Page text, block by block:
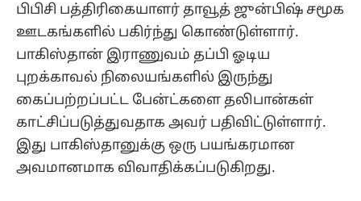
பிபிசி பத்திரிகையாளர் தாவூத் ஜுன்பிஷ் சமூக
ஊடகங்களில் பகிர்ந்து கொண்டுள்ளார்.
பாகிஸ்தான் இராணுவம் தப்பி ஓடிய
புறக்காவல் நிலையங்களில் இருந்து
கைப்பற்றப்பட்ட பேன்ட்களை தலிபான்கள்
காட்சிப்படுத்துவதாக அவர் பதிவிட்டுள்ளார்.
இது பாகிஸ்தானுக்கு ஒரு பயங்கரமான
அவமானமாக விவாதிக்கப்படுகிறது.